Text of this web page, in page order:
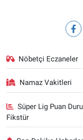
Nöbetçi Eczaneler
Namaz Vakitleri
Süper Lig Puan
Fikstür